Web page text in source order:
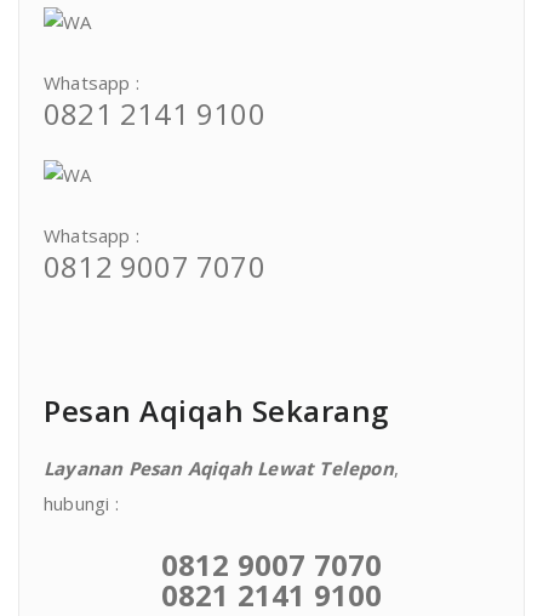
Whatsapp :
0821 2141 9100
Whatsapp :
0812 9007 7070
Pesan Aqiqah Sekarang
Layanan Pesan Aqiqah Lewat Telepon,
hubungi :
0812 9007 7070
0821 2141 9100